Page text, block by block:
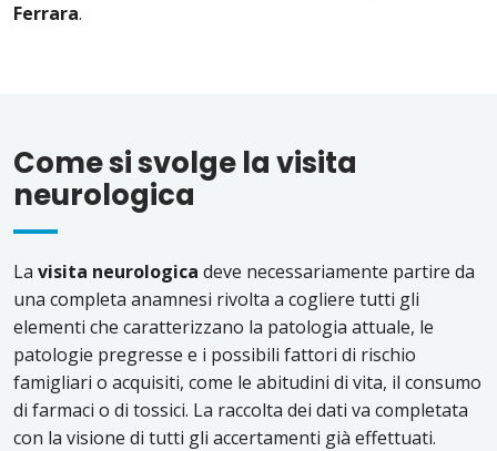
Ferrara.
Come si svolge la visita
neurologica
La visita neurologica deve necessariamente partire da
una completa anamnesi rivolta a cogliere tutti gli
elementi che caratterizzano la patologia attuale, le
patologie pregresse e i possibili fattori di rischio
famigliari o acquisiti, come le abitudini di vita, il consumo
di farmaci o di tossici. La raccolta dei dati va completata
con la visione di tutti gli accertamenti già effettuati.